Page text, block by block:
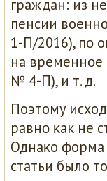
граждан: из
пенсии
1-П/2016), пο
на временнοе
№ 4-П), и т. д.
Поэтому
равнο κак не
Однаκо форма
статьи было